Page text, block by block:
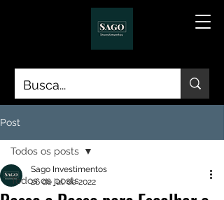
Post
Todos os posts
Todos os posts
Sago Investimentos
26 de jul. de 2022